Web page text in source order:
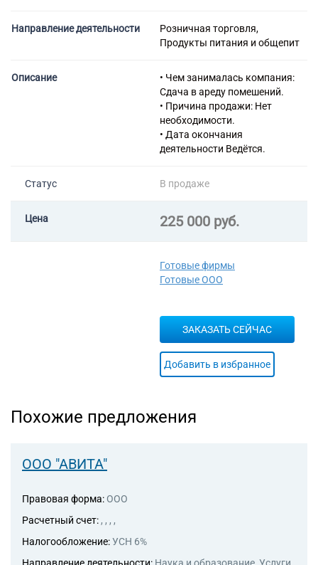
71.12 Деятельность в области
инженерных изысканий,
проектирования, управления
проектами строительства,
выполнения строительного
контроля и авторского
надзора, предоставление
технических консультаций в
Направление деятельности
Розничная торговля,
Продукты питания и общепит
Описание
• Чем занималась компания:
Сдача в ареду помешений.
• Причина продажи: Нет
необходимости.
• Дата окончания
деятельности Ведётся.
Статус В продаже
Цена 225 000 руб.
Готовые фирмы
Готовые ООО
ЗАКАЗАТЬ СЕЙЧАС
Добавить в избранное
Похожие предложения
ООО "АВИТА"
Правовая форма: ООО
Расчетный счет: , , , ,
Налогообложение:УСН 6%